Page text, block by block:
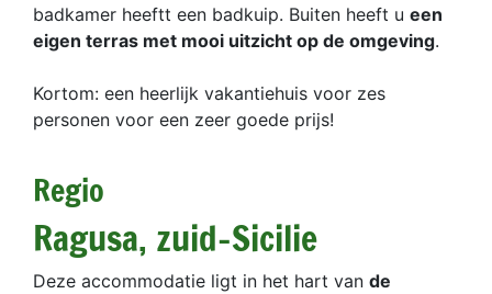
badkamer heeftt een badkuip. Buiten heeft u een
eigen terras met mooi uitzicht op de omgeving.
Kortom: een heerlijk vakantiehuis voor zes
personen voor een zeer goede prijs!
Regio
Ragusa, zuid-Sicilie
Deze accommodatie ligt in het hart van de